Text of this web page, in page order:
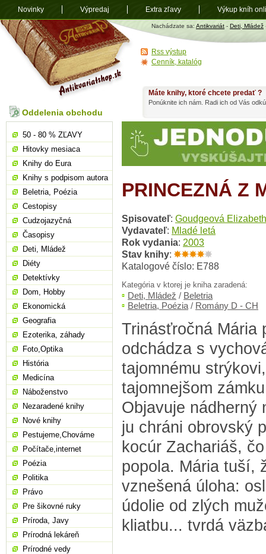
Antikvariát
shop.sk
Nachádzate sa: Antikvariát - Deti, Mládež
PRINCEZNÁ Z
Spisovateľ: Goudgeová Elizabeth
Vydavateľ: Mladé letá
Rok vydania: 2003
Stav knihy:
Katalogové číslo: E788
Kategória v ktorej je kniha zaradená:
Deti, Mládež / Beletria
Beletria, Poézia / Romány D - CH
Trinásťročná Mária
odchádza s
tajomnému
tajomnejšom
Objavuje nádherný
ju chráni obrovský
kocúr Zachariáš,
popola. Mária tuší,
vznešená úloha:
údolie od zlých
kliatbu... tvrdá
Máte knihy, ktoré chcete predať ?
Ponúknite ich nám. Radi ich od Vás
Oddelenia obchodu
50 - 80 % ZĽAVY
Hitovky mesiaca
Knihy do Eura
Knihy s podpisom autora
Beletria, Poézia
Cestopisy
Cudzojazyčná
Časopisy
Deti, Mládež
Diéty
Detektívky
Dom, Hobby
Ekonomická
Geografia
Ezoterika, záhady
Foto,Optika
História
Medicína
Náboženstvo
Nezaradené knihy
Nové knihy
Pestujeme,Chováme
Počítače,internet
Poézia
Politika
Právo
Pre šikovné ruky
Príroda, Javy
Prírodná lekáreň
Prírodné vedy
Rss výstup
Cenník, katalóg
Novinky Výpredaj Extra zľavy Výkup kníh